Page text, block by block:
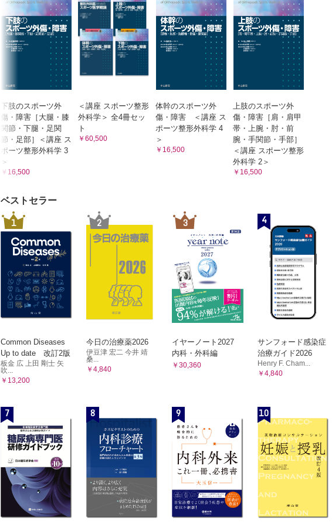
4章 スポーツ整形外科医が知っておくべき他領域の疾患
スポーツと循環器疾患 （福島理文，深尾宏祐，島田和典）
アスリートと呼吸器疾患 （吉川貴仁）
代謝性疾患と運動 （津下一代）
アスリートと貧血 （山﨑舞子，三宅康史）
スポーツにおける熱中症 （川原 貴）
女性アスリートの三主徴 （能瀬さやか）
イップス（スポーツ心理） （山口達也）
5章 スポーツに伴う他領域の外傷
脳振盪・頭部外傷 （中山晴雄，平元 侑，岩渕 聡）
皮膚損傷 （辻 雄介）
6章 スポーツ種目別運動器外傷・障害の特徴
瞬発系競技 （岩堀裕介）
持久系競技 （遠山晴一）
審美系競技 （土屋明弘）
ウエイトコントロール競技 （紙谷 武，井汲 彰，三浦雅臣）
障がい者スポーツ （上條義一郎，指宿 立，川端浩一，三上幸夫，田島文博）
付録
下肢のスポーツ外
傷・障害［大腿・膝
関節・下腿・足関
節・足部］＜講座 ス
ポーツ整形外科学 3
＞
￥16,500
＜講座 スポーツ整形
外科学＞ 全4冊セッ
ト
￥60,500
体幹のスポーツ外
傷・障害 ＜講座 ス
ポーツ整形外科学 4
＞
￥16,500
上肢のスポーツ外
傷・障害［肩・肩甲
帯・上腕・肘・前
腕・手関節・手部］
＜講座 スポーツ整形
外科学 2＞
￥16,500
ベストセラー
1
Common Diseases
Up to date 改訂2版
板金 広 上田 剛士 矢
吹...
￥13,200
2
今日の治療薬2026
伊豆津 宏二 今井 靖
桑...
￥4,840
3
イヤーノート2027
内科・外科編
￥30,360
4
サンフォード感染症
治療ガイド2026
Henry F. Cham...
￥4,840
7 8 9 10